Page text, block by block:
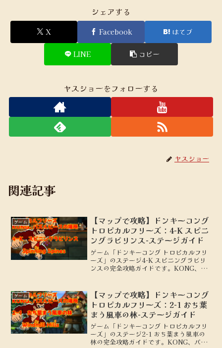
シェアする
X Facebook はてブ
LINE コピー
ヤスショーをフォローする
ヤスショー
関連記事
ゲーム
【マップで攻略】ドンキーコング
トロピカルフリーズ：4-K スピニ
ングラビリンス-ステージガイド
ゲーム「ドンキーコング トロピカルフリ
ーズ」のステージ4-K スピニングラビリ
ンスの完全攻略ガイドです。KONG、パ
ゲーム
【マップで攻略】ドンキーコング
トロピカルフリーズ：2-1 おち葉
まう風車の林-ステージガイド
ゲーム「ドンキーコング トロピカルフリ
ーズ」のステージ2-1 おち葉まう風車の
林の完全攻略ガイドです。KONG、パズ